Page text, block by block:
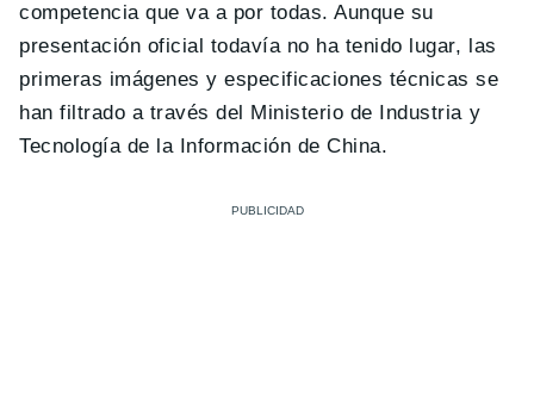
competencia que va a por todas. Aunque su
presentación oficial todavía no ha tenido lugar, las
primeras imágenes y especificaciones técnicas se
han filtrado a través del Ministerio de Industria y
Tecnología de la Información de China.